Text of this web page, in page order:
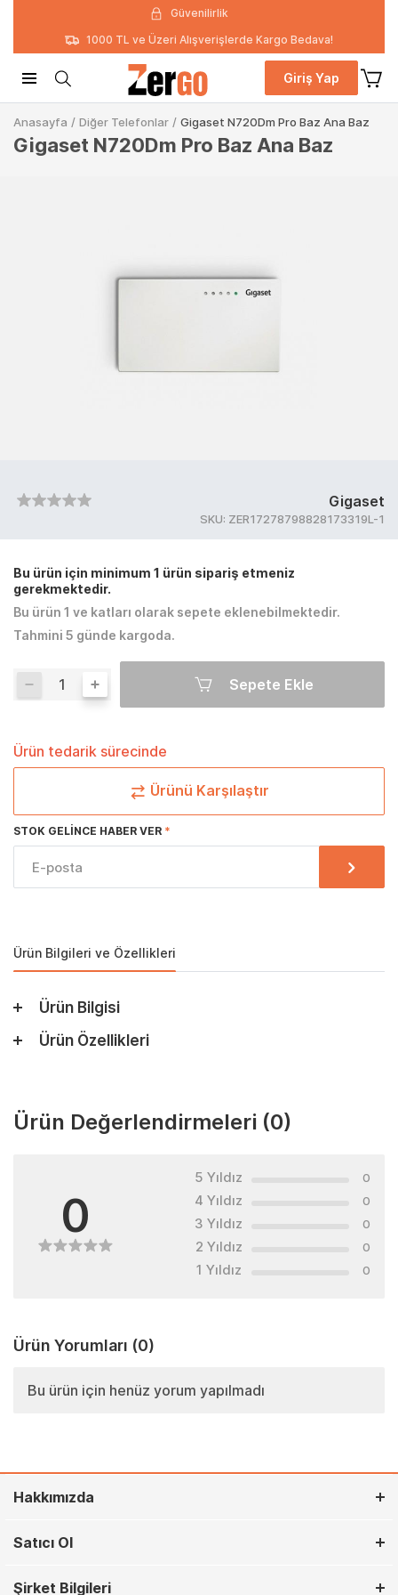
Güvenilirlik
1000 TL ve Üzeri Alışverişlerde Kargo Bedava!
Giriş Yap
Anasayfa / Diğer Telefonlar / Gigaset N720Dm Pro Baz Ana Baz
Gigaset N720Dm Pro Baz Ana Baz
Gigaset
SKU: ZER17278798828173319L-1
Bu ürün için minimum 1 ürün sipariş etmeniz
gerekmektedir.
Bu ürün 1 ve katları olarak sepete eklenebilmektedir.
Tahmini 5 günde kargoda.
Sepete Ekle
Ürün tedarik sürecinde
Ürünü Karşılaştır
STOK GELINCE HABER VER
Ürün Bilgileri ve Özellikleri
Ürün Bilgisi
Ürün Özellikleri
Ürün Değerlendirmeleri (0)
0
5 Yıldız 0
4 Yıldız 0
3 Yıldız 0
2 Yıldız 0
1 Yıldız 0
Ürün Yorumları (0)
Bu ürün için henüz yorum yapılmadı
Hakkımızda
Satıcı Ol
Şirket Bilgileri